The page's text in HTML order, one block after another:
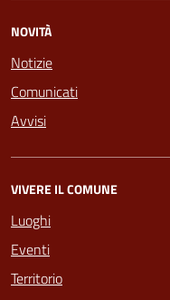
NOVITÀ
Notizie
Comunicati
Avvisi
VIVERE IL COMUNE
Luoghi
Eventi
Territorio